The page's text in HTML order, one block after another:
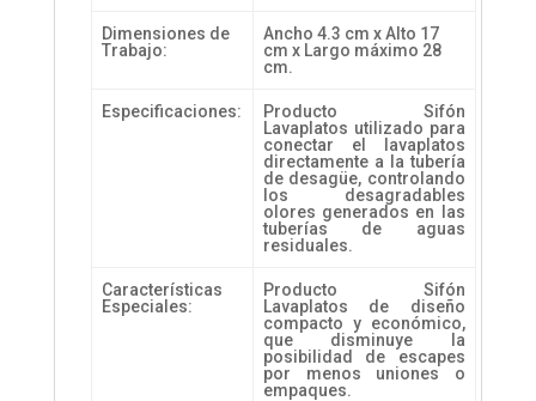
Dimensiones de
Trabajo:
Ancho 4.3 cm x Alto 17
cm x Largo máximo 28
cm.
Especificaciones:
Producto Sifón
Lavaplatos utilizado para
conectar el lavaplatos
directamente a la tubería
de desagüe, controlando
los desagradables
olores generados en las
tuberías de aguas
residuales.
Características
Especiales:
Producto Sifón
Lavaplatos de diseño
compacto y económico,
que disminuye la
posibilidad de escapes
por menos uniones o
empaques.